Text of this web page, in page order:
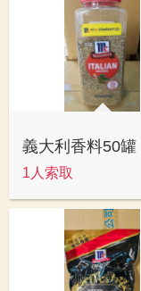
義大利香料50罐
1人索取